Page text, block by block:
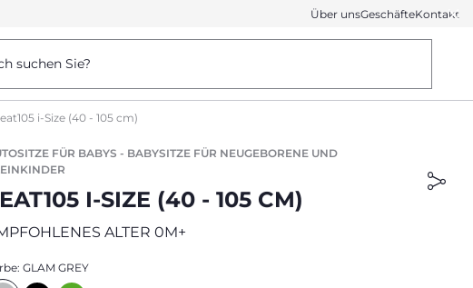
Über unsGeschäfteKontakt
suchen Sie?
i-Size (40 - 105 cm)
FÜR BABYS - BABYSITZE FÜR NEUGEBORENE UND
I-SIZE (40 - 105 CM)
ALTER 0M+
GLAM GREY